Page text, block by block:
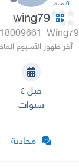
0تقييم
wing79
آخر ظهور الأسبوع
قبل ٤
سنوات
محادثة